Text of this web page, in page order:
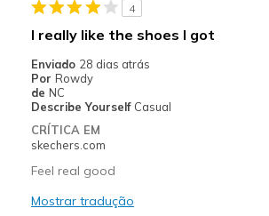
Casual Wear
Width
Feels true to width
Sizing
View On Shoes
Shoes are for Wearing
4
I really like the shoes I got
Enviado 28 dias atrás
Por Rowdy
de NC
Describe Yourself Casual
CRÍTICA EM
skechers.com
Feel real good
Mostrar tradução